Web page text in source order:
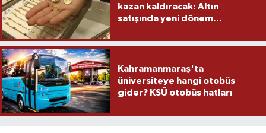
kazan kaldıracak: Altın
satışında yeni dönem...
Kahramanmaraş'ta
üniversiteye hangi otobüs
gider? KSÜ otobüs hatları